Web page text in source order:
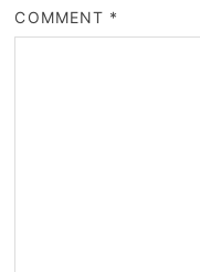
COMMENT *